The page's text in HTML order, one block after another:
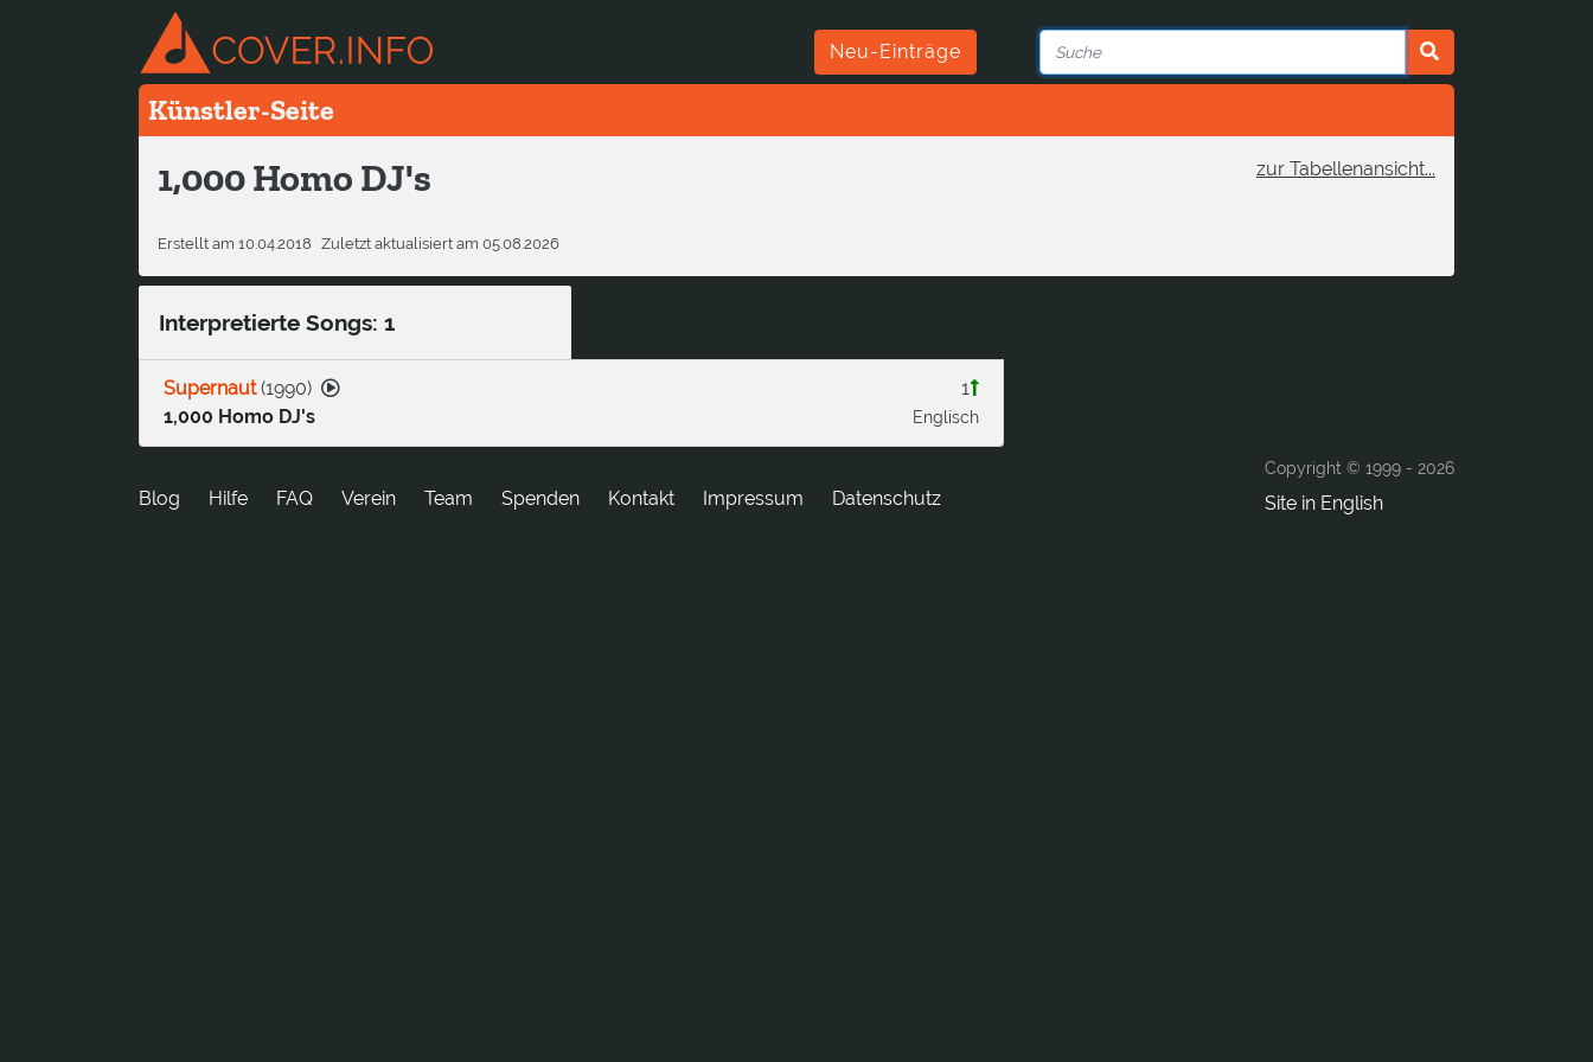
Neu-Einträge
Künstler-Seite
zur Tabellenansicht...
1,000 Homo DJ's
Erstellt am 10.04.2018 Zuletzt aktualisiert am 05.08.2026
Interpretierte Songs: 1
1
Englisch
Supernaut(1990)
1,000 Homo DJ's
Copyright © 1999 - 2026
Site in English
Blog Hilfe FAQ Verein Team Spenden tkatnoK Impressum Datenschutz